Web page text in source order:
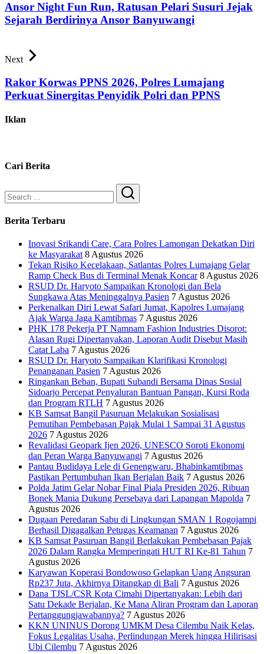
Ansor Night Fun Run, Ratusan Pelari Susuri Jejak
Sejarah Berdirinya Ansor Banyuwangi
Next
Rakor Korwas PPNS 2026, Polres Lumajang
Perkuat Sinergitas Penyidik Polri dan PPNS
Iklan
Cari Berita
Search
Berita Terbaru
Inovasi Srikandi Care, Cara Polres Lamongan Dekatkan Diri
ke Masyarakat 8 Agustus 2026
Tekan Risiko Kecelakaan, Satlantas Polres Lumajang Gelar
Ramp Check Bus di Terminal Menak Koncar 8 Agustus 2026
RSUD Dr. Haryoto Sampaikan Kronologi dan Bela
Sungkawa Atas Meninggalnya Pasien 7 Agustus 2026
Perkenalkan Diri Lewat Safari Jumat, Kapolres Lumajang
Ajak Warga Jaga Kamtibmas 7 Agustus 2026
PHK 178 Pekerja PT Namnam Fashion Industries Disorot:
Alasan Rugi Dipertanyakan, Laporan Audit Disebut Masih
Catat Laba 7 Agustus 2026
RSUD Dr. Haryoto Sampaikan Klarifikasi Kronologi
Penanganan Pasien 7 Agustus 2026
Ringankan Beban, Bupati Subandi Bersama Dinas Sosial
Sidoarjo Percepat Penyaluran Bantuan Pangan, Kursi Roda
dan Program RTLH 7 Agustus 2026
KB Samsat Bangil Pasuruan Melakukan Sosialisasi
Pemutihan Pembebasan Pajak Mulai 1 Sampai 31 Agustus
2026 7 Agustus 2026
Revalidasi Geopark Ijen 2026, UNESCO Soroti Ekonomi
dan Peran Warga Banyuwangi 7 Agustus 2026
Pantau Budidaya Lele di Genengwaru, Bhabinkamtibmas
Pastikan Pertumbuhan Ikan Berjalan Baik 7 Agustus 2026
Polda Jatim Gelar Nobar Final Piala Presiden 2026, Ribuan
Bonek Mania Dukung Persebaya dari Lapangan Mapolda 7
Agustus 2026
Dugaan Peredaran Sabu di Lingkungan SMAN 1 Rogojampi
Berhasil Digagalkan Petugas Keamanan 7 Agustus 2026
KB Samsat Pasuruan Bangil Berlakukan Pembebasan Pajak
2026 Dalam Rangka Memperingati HUT RI Ke-81 Tahun 7
Agustus 2026
Karyawan Koperasi Bondowoso Gelapkan Uang Angsuran
Rp237 Juta, Akhirnya Ditangkap di Bali 7 Agustus 2026
Dana TJSL/CSR Kota Cimahi Dipertanyakan: Lebih dari
Satu Dekade Berjalan, Ke Mana Aliran Program dan Laporan
Pertanggungjawabannya? 7 Agustus 2026
KKN UNINUS Dorong UMKM Desa Cilembu Naik Kelas,
Fokus Legalitas Usaha, Perlindungan Merek hingga Hilirisasi
Ubi Cilembu 7 Agustus 2026